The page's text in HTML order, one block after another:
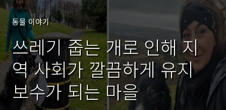
동물 이야기
쓰레기 줍는 개로 인해 지
역 사회가 깔끔하게 유지
보수가 되는 마을